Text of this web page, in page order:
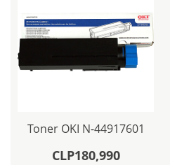
Toner OKI N-44917601
CLP180,990